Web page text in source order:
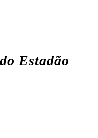
Estadão